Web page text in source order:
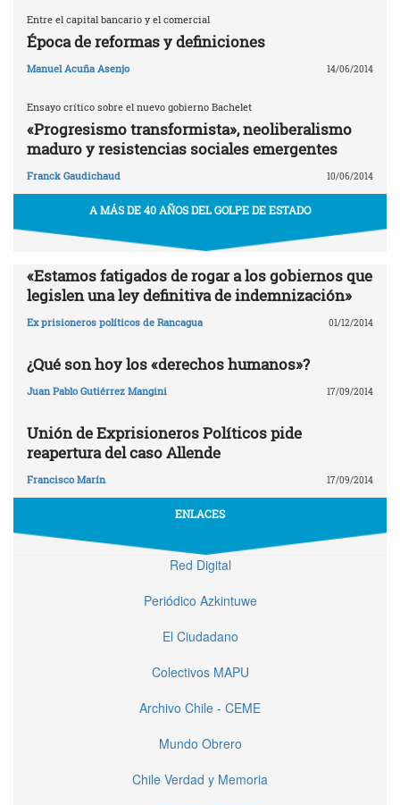
Entre el capital bancario y el comercial
Época de reformas y definiciones
Manuel Acuña Asenjo 14/06/2014
Ensayo crítico sobre el nuevo gobierno Bachelet
«Progresismo transformista», neoliberalismo
maduro y resistencias sociales emergentes
Franck Gaudichaud 10/06/2014
A MÁS DE 40 AÑOS DEL GOLPE DE ESTADO
«Estamos fatigados de rogar a los gobiernos que
legislen una ley definitiva de indemnización»
Ex prisioneros políticos de Rancagua 01/12/2014
¿Qué son hoy los «derechos humanos»?
Juan Pablo Gutiérrez Mangini 17/09/2014
Unión de Exprisioneros Políticos pide
reapertura del caso Allende
Francisco Marín 17/09/2014
ENLACES
Red Digital
Periódico Azkintuwe
El Ciudadano
Colectivos MAPU
Archivo Chile - CEME
Mundo Obrero
Chile Verdad y Memoria